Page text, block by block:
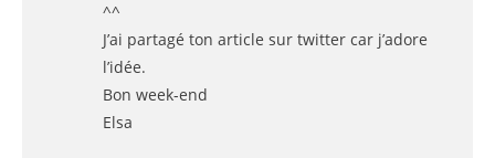
^^
J’ai partagé ton article sur twitter car j’adore
l’idée.
Bon week-end
Elsa